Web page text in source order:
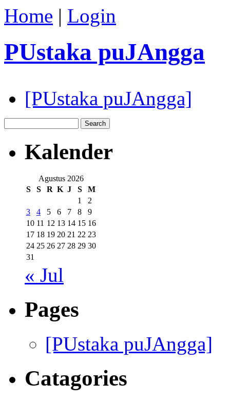
Home | Login
PUstaka puJAngga
[PUstaka puJAngga]
Kalender
Agustus 2026
S
S R K J S
M
1
2
3
4 5 6 7 8
9
10 11 12 13 14 15 16
17 18 19 20 21 22 23
24 25 26 27 28 29 30
31
« Jul
Pages
[PUstaka puJAngga]
Catagories